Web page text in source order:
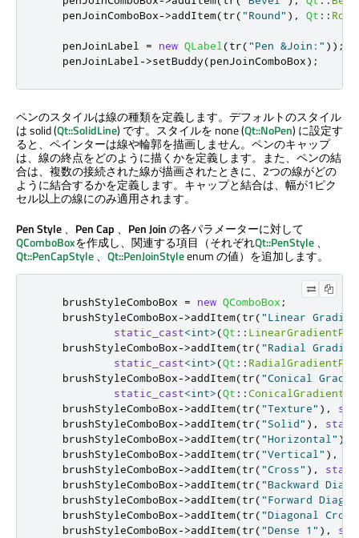
    penJoinComboBox
->addItem(tr("Round" ) , Qt ::
    penJoinLabel
= new QLabel(tr("Pen &Join:" ));
    penJoinLabel
->setBuddy(penJoinComboBox);
ペンのスタイルは線の種類を定義します。デフォルトのスタイル
は solid (Qt::SolidLine) です。スタイルを none (Qt::NoPen) に設定す
ると、ペインターは線や輪郭を描画しません。ペンのキャップ
は、線の終点をどのように描くかを定義します。また、ペンの結
合は、複数の接続された線が描画されたときに、2つの線がどの
ように結合するかを定義します。キャップと結合は、幅が1ピク
セル以上の線にのみ適用されます。
Pen Style、 Pen Cap 、 Pen Joinの各パラメーターに対して
QComboBoxを作成し、関連する項目（それぞれQt::PenStyle、
Qt::PenCapStyle、 Qt::PenJoinStyleenum の値）を追加します。
    brushStyleComboBox
= new QComboBox ;
    brushStyleComboBox
->addItem(tr("Linear
static_cast<int>(Qt ::
    brushStyleComboBox
->addItem(tr("Radial
static_cast<int>(Qt ::
    brushStyleComboBox
->addItem(tr("Conical
static_cast<int>(Qt ::
    brushStyleComboBox
->addItem(tr("Texture" ) ,
    brushStyleComboBox
->addItem(tr("Solid" ) ,
    brushStyleComboBox
->addItem(tr("Horizontal" )
    brushStyleComboBox
->addItem(tr("Vertical" ) ,
    brushStyleComboBox
->addItem(tr("Cross" ) ,
    brushStyleComboBox
->addItem(tr("Backward
    brushStyleComboBox
->addItem(tr("Forward
    brushStyleComboBox
->addItem(tr("Diagonal
    brushStyleComboBox
->addItem(tr("Dense 1" ) ,